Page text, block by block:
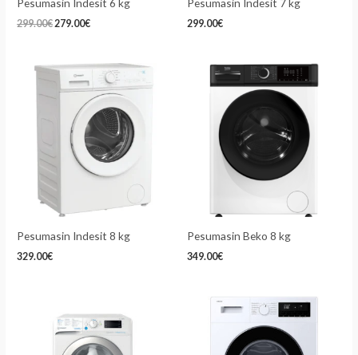
299.00€279.00€ 299.00€
Pesumasin Indesit 8 kg
329.00€
Pesumasin Beko 8 kg
349.00€